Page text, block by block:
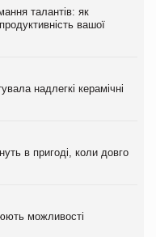
талантів: як
вашої
надлегкі керамічні
в пригоді, коли довго
можливості